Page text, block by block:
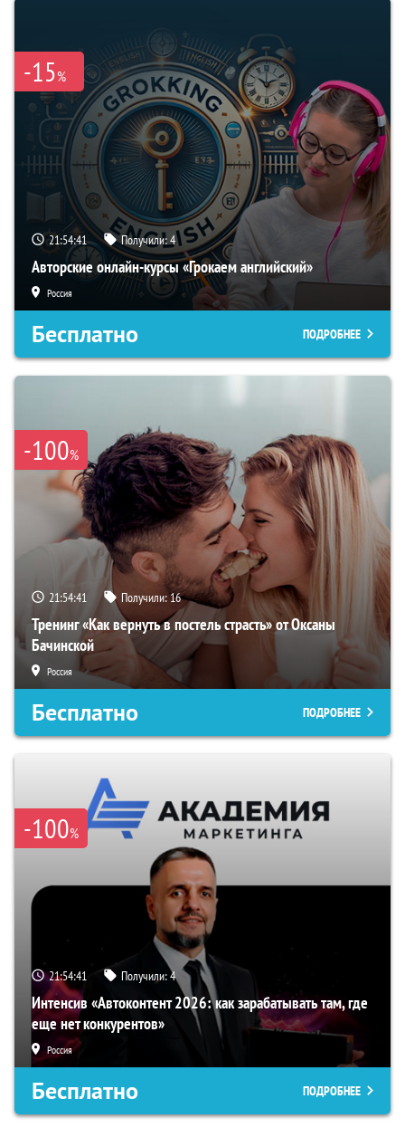
-15%
21:54:40 Получили:4
Авторские онлайн-курсы «Грокаем английский»
Россия
Бесплатно ПОДРОБНЕЕ
-100%
21:54:40 Получили:16
Тренинг «Как вернуть в постель страсть» от Оксаны
Бачинской
Россия
Бесплатно ПОДРОБНЕЕ
-100%
21:54:40 Получили:4
Интенсив «Автоконтент 2026: как зарабатывать там, где
еще нет конкурентов»
Россия
Бесплатно ПОДРОБНЕЕ